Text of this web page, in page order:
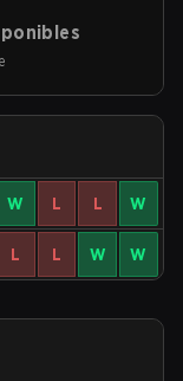
W L L W
L L W W